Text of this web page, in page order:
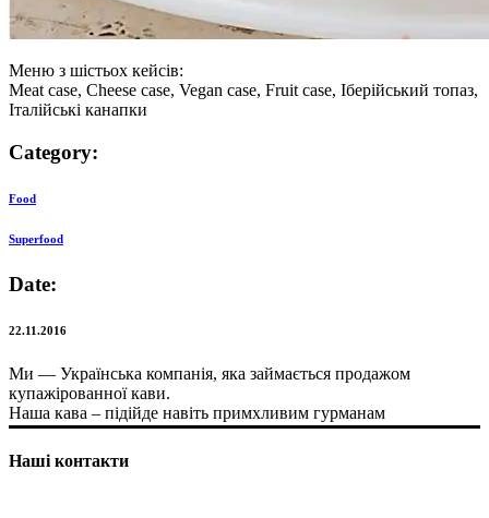
Меню з шістьох кейсів:
Meat case, Cheese case, Vegan case, Fruit case, Іберійський топаз,
Італійські канапки
Category:
Food
Superfood
Date:
22.11.2016
Ми — Українська компанія, яка займається продажом
купажірованної кави.
Наша кава – підійде навіть примхливим гурманам
Наші контакти